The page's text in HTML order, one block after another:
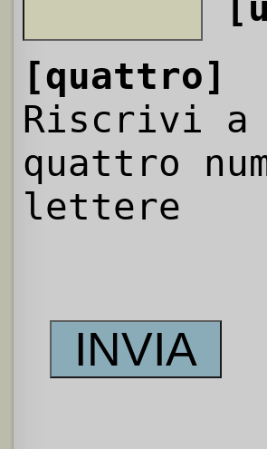
[quattro]
Riscrivi
quattro
lettere